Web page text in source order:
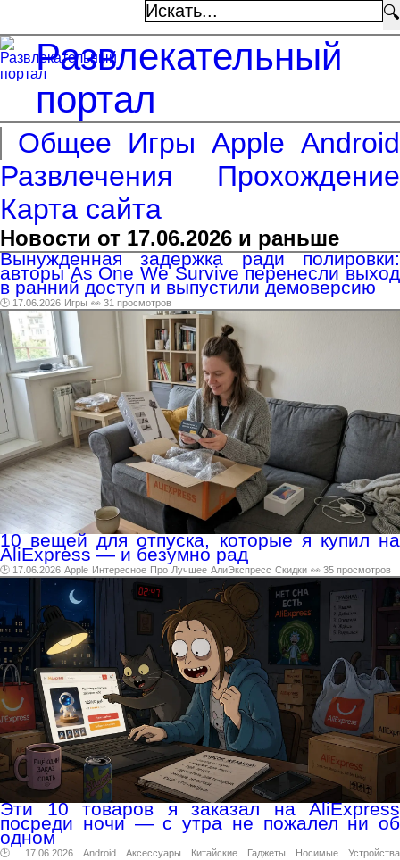
🔍
Развлекательный
портал
Общее Игры Apple Android
Развлечения
Прохождение
Карта сайта
Новости от 17.06.2026 и раньше
Вынужденная задержка ради полировки:
авторы As One We Survive перенесли выход
в ранний доступ и выпустили демоверсию
🕑 17.06.2026 Игры 👀 31 просмотров
10 вещей для отпуска, которые я купил на
AliExpress — и безумно рад
🕑 17.06.2026 Apple Интересное Про Лучшее АлиЭкспресс Скидки 👀 35 просмотров
Эти 10 товаров я заказал на AliExpress
посреди ночи — с утра не пожалел ни об
одном
🕑 17.06.2026 Android Аксессуары Китайские Гаджеты Носимые
Устройства